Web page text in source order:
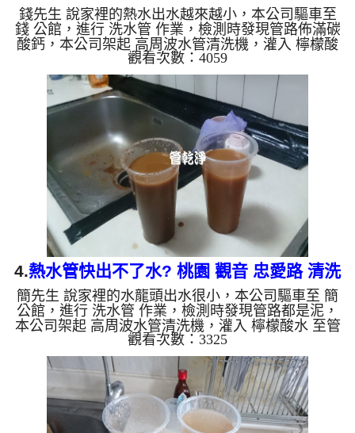
管
錢先生 說家裡的熱水出水越來越小，本公司驅車至
錢 公館，進行 洗水管 作業，檢測時發現管路佈滿碳
酸鈣，本公司架起 高周波水管清洗機，灌入 檸檬酸
水 至管路裡面，等了約15分，開啟 水管清洗機 ，啟
動 脈衝波 模式，一開始就洗出棕色髒水，源源不
絕，越洗就越髒，如下圖片影片，一個多小時後，水
變清澈出水量也恢復了!! 如是自來水，如水管老化，
會產生鐵鏽跟泥沙堆積，洗出來的水就會是咖啡色，
地下水含有氧化錳，管壁上會結成黑色管垢，洗出來
的水會跟石油一樣黑，有些洗出綠色的水，是因為裡
面有銅的物質，生...
觀看次數：4059
4.熱水管快出不了水? 桃園 觀音 忠愛路 清洗
水管
簡先生 說家裡的水龍頭出水很小，本公司驅車至 簡
公館，進行 洗水管 作業，檢測時發現管路都是泥，
本公司架起 高周波水管清洗機，灌入 檸檬酸水 至管
路裡面，等了約15分，開啟 水管清洗機 ，啟動 脈衝
波 模式，一開始就洗出泥水，源源不絕，越洗就越
髒，如下圖片影片，兩個多小時後，水管清洗乾淨出
水量也恢復正常了!! 如是自來水，如水管老化，會產
生鐵鏽跟泥沙堆積，洗出來的水就會是咖啡色，地下
水含有氧化錳，管壁上會結成黑色管垢，洗出來的水
觀看次數：3325